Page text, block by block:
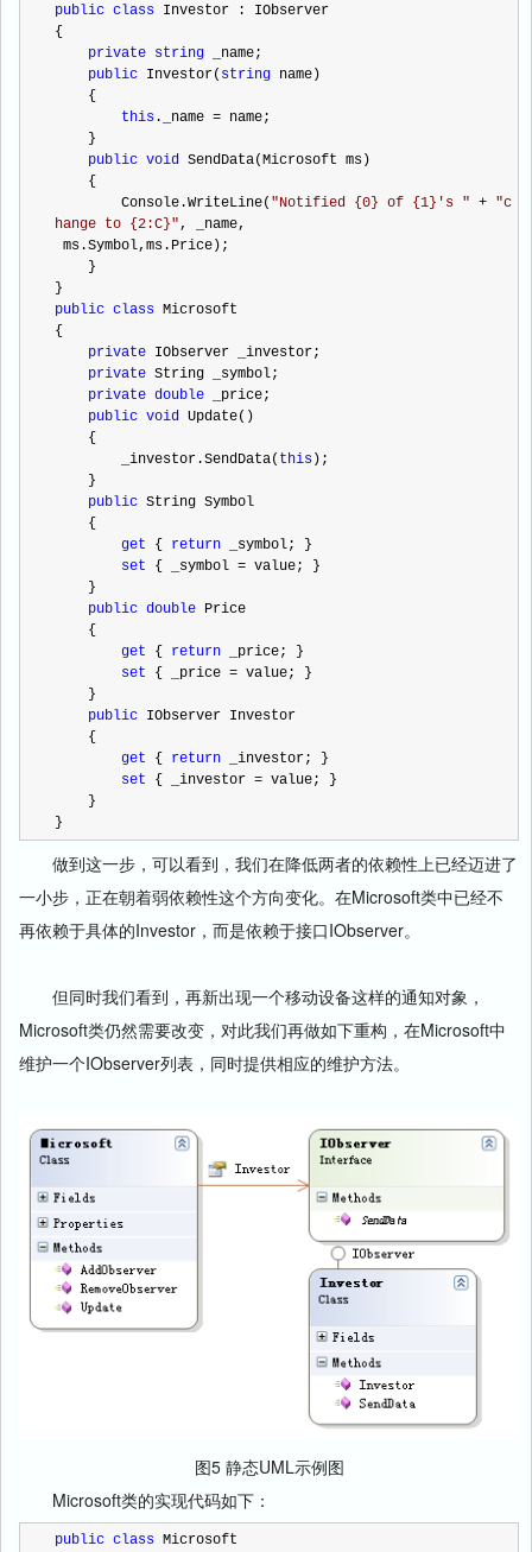
public class Investor : IObserver
{
private string _name;
public Investor( string name)
    {
this._name = name;
    }
public void SendData(Microsoft ms)
    {
        Console.WriteLine(
"Notified {0} of {1}'s " + "c
hange to {2:C}", _name,
ms.Symbol,ms.Price);
    }
}
public class Microsoft
{
private IObserver _investor;
private String _symbol;
private double _price;
public void Update()
    {
        _investor.SendData(
this );
    }
public String Symbol
    {
get { return _symbol; }
set { _symbol = value; }
    }
public double Price
    {
get { return _price; }
set { _price = value; }
    }
public IObserver Investor
    {
get { return _investor; }
set { _investor = value; }
    }
}
做到这一步，可以看到，我们在降低两者的依赖性上已经迈进了
一小步，正在朝着弱依赖性这个方向变化。在Microsoft类中已经不
再依赖于具体的Investor，而是依赖于接口IObserver。
但同时我们看到，再新出现一个移动设备这样的通知对象，
Microsoft类仍然需要改变，对此我们再做如下重构，在Microsoft中
维护一个IObserver列表，同时提供相应的维护方法。
图5 静态UML示例图
Microsoft类的实现代码如下：
public class Microsoft